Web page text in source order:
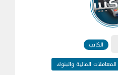
الكاتب
المعاملات المالية والبنوك